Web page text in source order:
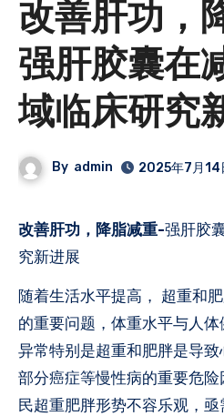
改善肝功，
强肝胶囊在
域临床研究
By admin 2025年7月14
改善肝功，降脂减重-强肝胶
究新进展
随着生活水平提高， 超重和
的重要问题，体重水平与人
异常特别是超重和肥胖是导
部分癌症等慢性病的重要危
民超重肥胖形势不容乐观，亟